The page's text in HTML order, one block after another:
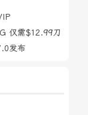
仅需$12.99刀
发布